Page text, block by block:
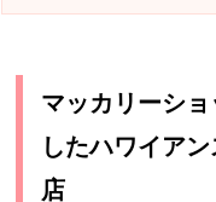
マッカリーシ
したハワイア
店